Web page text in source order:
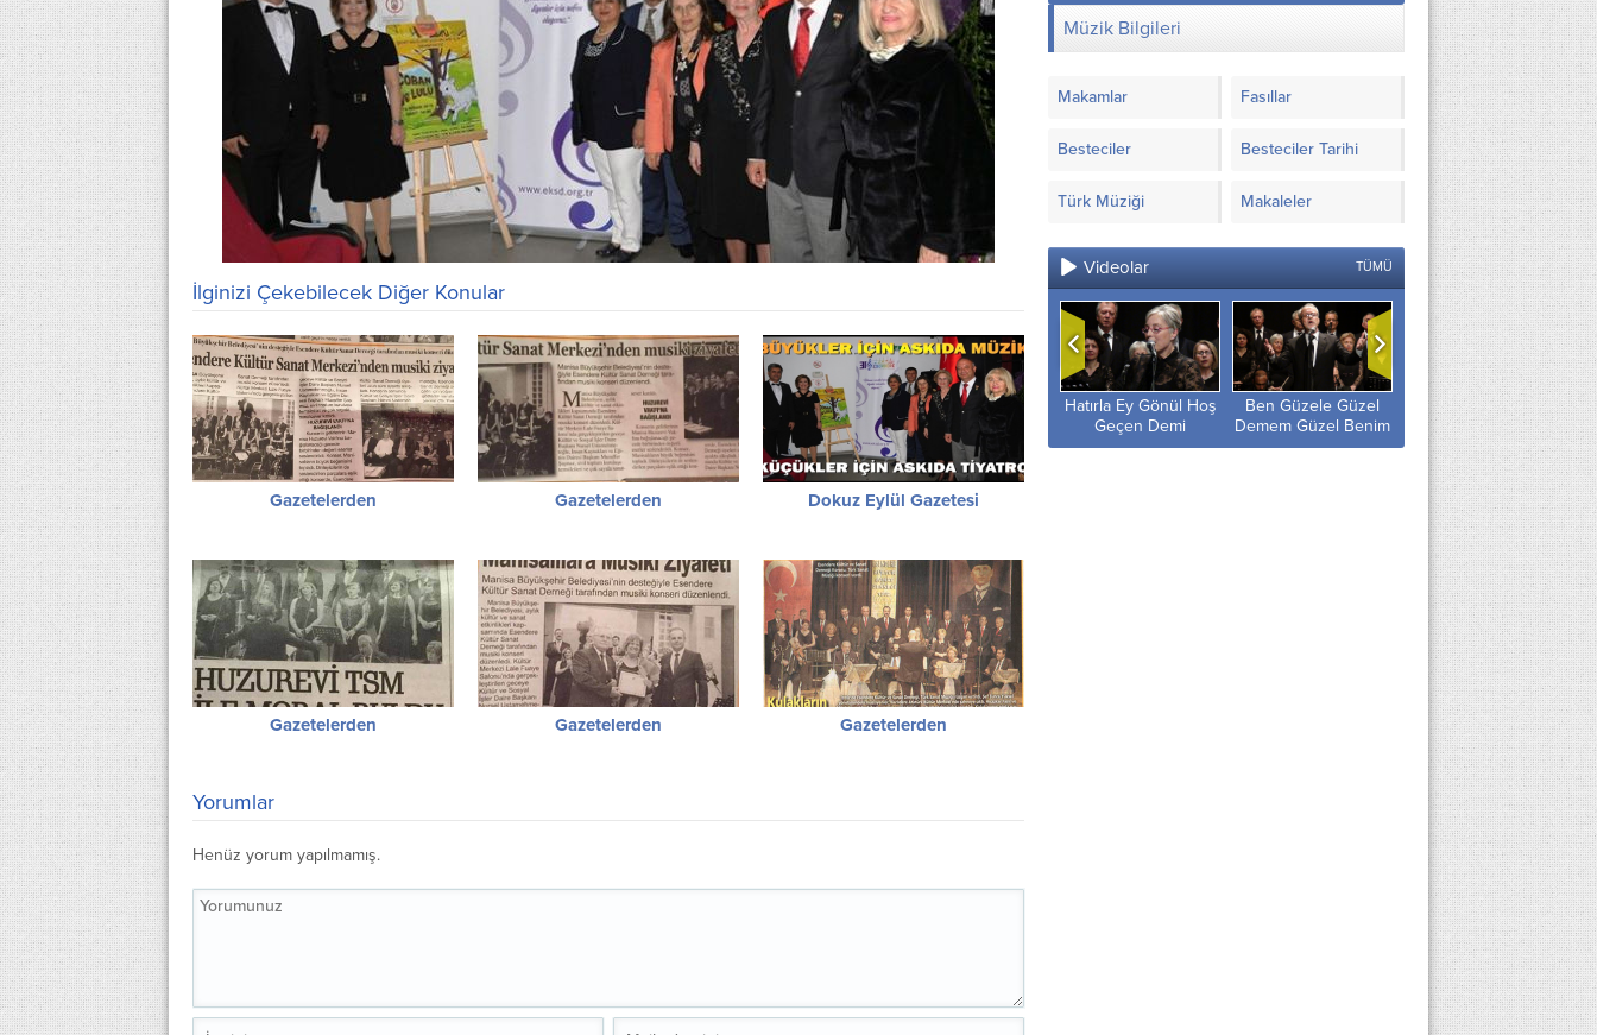
İlginizi Çekebilecek Diğer Konular
Gazetelerden Gazetelerden Dokuz Eylül Gazetesi
Gazetelerden Gazetelerden Gazetelerden
Yorumlar
Henüz yorum yapılmamış.
Müzik Bilgileri
Makamlar Fasıllar
Besteciler Besteciler Tarihi
Türk Müziği Makaleler
Videolar TÜMÜ
Sana Dün Bir
Tepeden Baktım Aziz
İstanbul
Sana Nerden Gönül
Verdim
Hatırla Ey Gönül Hoş
Geçen Demi
Ben Güzele Güzel
Demem Güzel Benim
Olmayınca
Ayrılık Rüzgârı
Gönlüme Doluyor